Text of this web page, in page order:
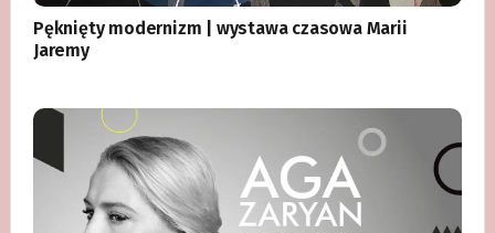
Pęknięty modernizm | wystawa czasowa Marii
Jaremy